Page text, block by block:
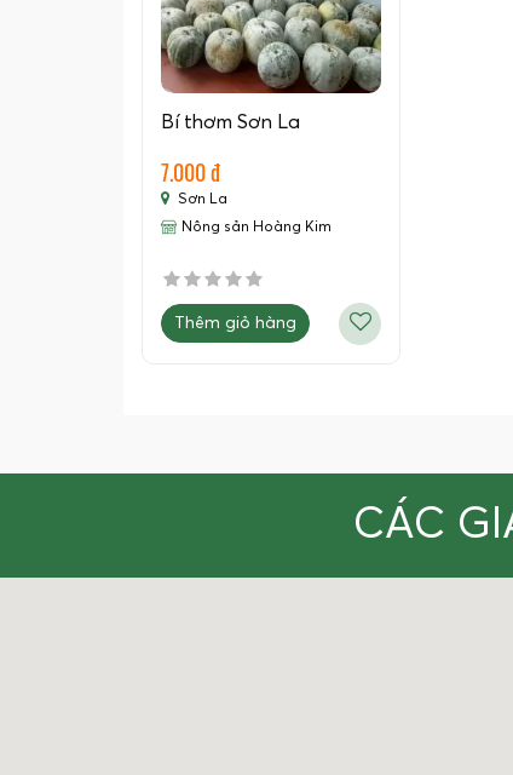
Bí thơm Sơn La
7.000 đ
Sơn La
Nông sản Hoàng Kim
Thêm giỏ hàng
CÁC